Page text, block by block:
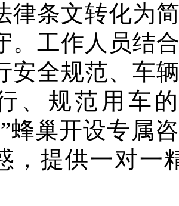
律条文转化为
。工作人员结
安全规范、车
、规范用车
蜂巢开设专属
，提供一对一